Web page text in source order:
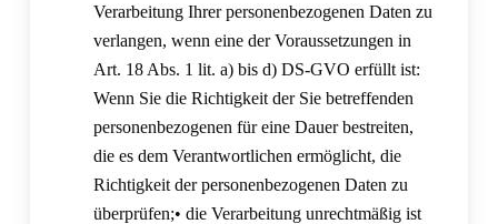
Verarbeitung Ihrer personenbezogenen Daten zu
verlangen, wenn eine der Voraussetzungen in
Art. 18 Abs. 1 lit. a) bis d) DS-GVO erfüllt ist:
Wenn Sie die Richtigkeit der Sie betreffenden
personenbezogenen für eine Dauer bestreiten,
die es dem Verantwortlichen ermöglicht, die
Richtigkeit der personenbezogenen Daten zu
überprüfen;• die Verarbeitung unrechtmäßig ist